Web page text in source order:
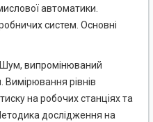
автоматики.
систем. Основні
Шум, випромінюваний
рівнів
на робочих станціях та
дослідження на